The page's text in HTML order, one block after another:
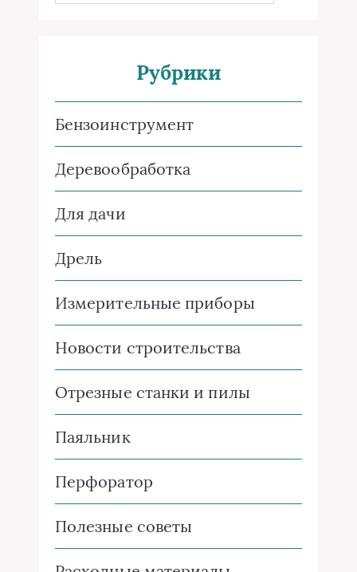
Рубрики
Бензоинструмент
Деревообработка
Для дачи
Дрель
Измерительные приборы
Новости строительства
Отрезные станки и пилы
Паяльник
Перфоратор
Полезные советы